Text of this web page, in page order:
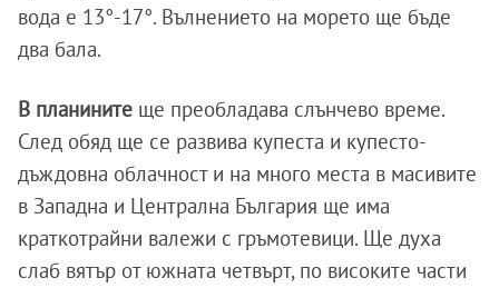
вода е 13°-17°. Вълнението на морето ще бъде
два бала.
В планините ще преобладава слънчево време.
След обяд ще се развива купеста и купесто-
дъждовна облачност и на много места в масивите
в Западна и Централна България ще има
краткотрайни валежи с гръмотевици. Ще духа
слаб вятър от южната четвърт, по високите части